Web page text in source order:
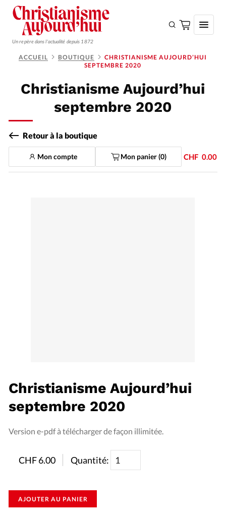
Un repère dans l'actualité depuis 1872
S'ABONNER
Monde
Tous les articles
Faire un don
ACCUEIL BOUTIQUE
CHRISTIANISME AUJOURD’HUI
SEPTEMBRE 2020
Christianisme Aujourd’hui
septembre 2020
Retour à la boutique
Mon compte Mon panier (0) CHF 0.00
Christianisme Aujourd’hui
septembre 2020
Version e-pdf à télécharger de façon illimitée.
CHF6.00 Quantité:
AJOUTER AU PANIER